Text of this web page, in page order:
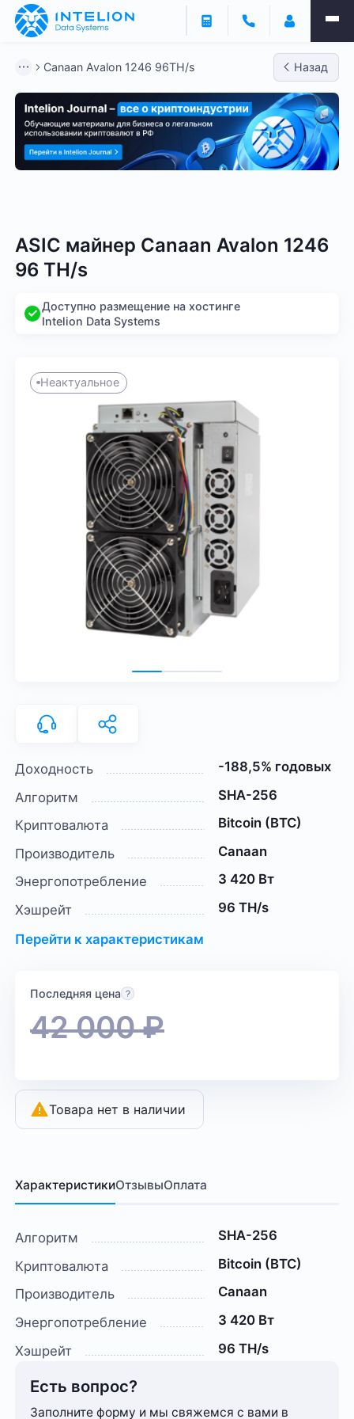
Canaan Avalon 1246 96TH/s Назад
ASIC майнер Canaan Avalon 1246
96 TH/s
Доступно размещение на хостинге
Intelion Data Systems
Неактуальное
Доходность
-188,5% годовых
Алгоритм
SHA-256
Криптовалюта
Bitcoin (BTC)
Производитель
Canaan
Энергопотребление
3 420 Вт
Хэшрейт
96 TH/s
Перейти к характеристикам
Последняя цена
42 000₽
Товара нет в наличии
ХарактеристикиОтзывыОплата
Алгоритм
SHA-256
Криптовалюта
Bitcoin (BTC)
Производитель
Canaan
Энергопотребление
3 420 Вт
Хэшрейт
96 TH/s
Есть вопрос?
Заполните форму и мы свяжемся с вами в